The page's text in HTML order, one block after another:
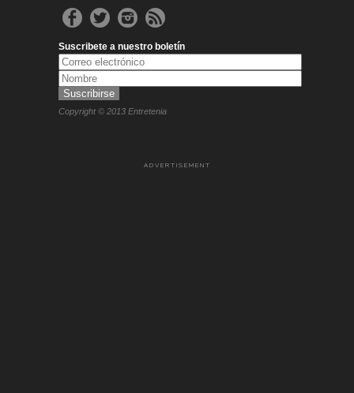
Suscribete a nuestro boletín
Copyright © 2013 Entretenia
ADVERTISEMENT